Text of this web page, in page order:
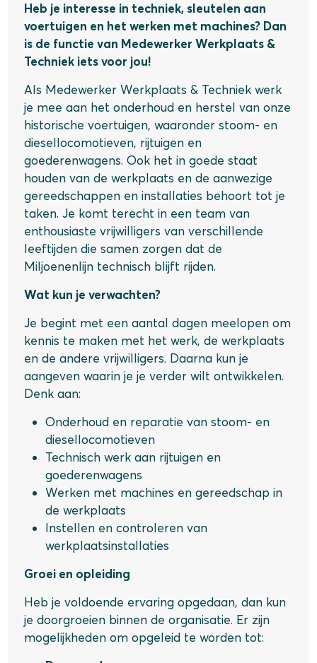
Heb je interesse in techniek, sleutelen aan
voertuigen en het werken met machines? Dan
is de functie van Medewerker Werkplaats &
Techniek iets voor jou!
Als Medewerker Werkplaats & Techniek werk
je mee aan het onderhoud en herstel van onze
historische voertuigen, waaronder stoom- en
diesellocomotieven, rijtuigen en
goederenwagens. Ook het in goede staat
houden van de werkplaats en de aanwezige
gereedschappen en installaties behoort tot je
taken. Je komt terecht in een team van
enthousiaste vrijwilligers van verschillende
leeftijden die samen zorgen dat de
Miljoenenlijn technisch blijft rijden.
Wat kun je verwachten?
Je begint met een aantal dagen meelopen om
kennis te maken met het werk, de werkplaats
en de andere vrijwilligers. Daarna kun je
aangeven waarin je je verder wilt ontwikkelen.
Denk aan:
Onderhoud en reparatie van stoom- en
diesellocomotieven
Technisch werk aan rijtuigen en
goederenwagens
Werken met machines en gereedschap in
de werkplaats
Instellen en controleren van
werkplaatsinstallaties
Groei en opleiding
Heb je voldoende ervaring opgedaan, dan kun
je doorgroeien binnen de organisatie. Er zijn
mogelijkheden om opgeleid te worden tot: